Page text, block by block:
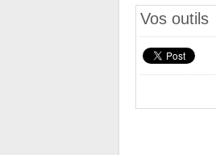
Vos outils